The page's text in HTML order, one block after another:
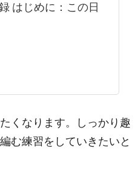
はじめに：この日
くなります。しっかり趣
む練習をしていきたいと